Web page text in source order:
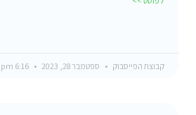
קבוצת הפייסבוק ספטמבר 28, 2023